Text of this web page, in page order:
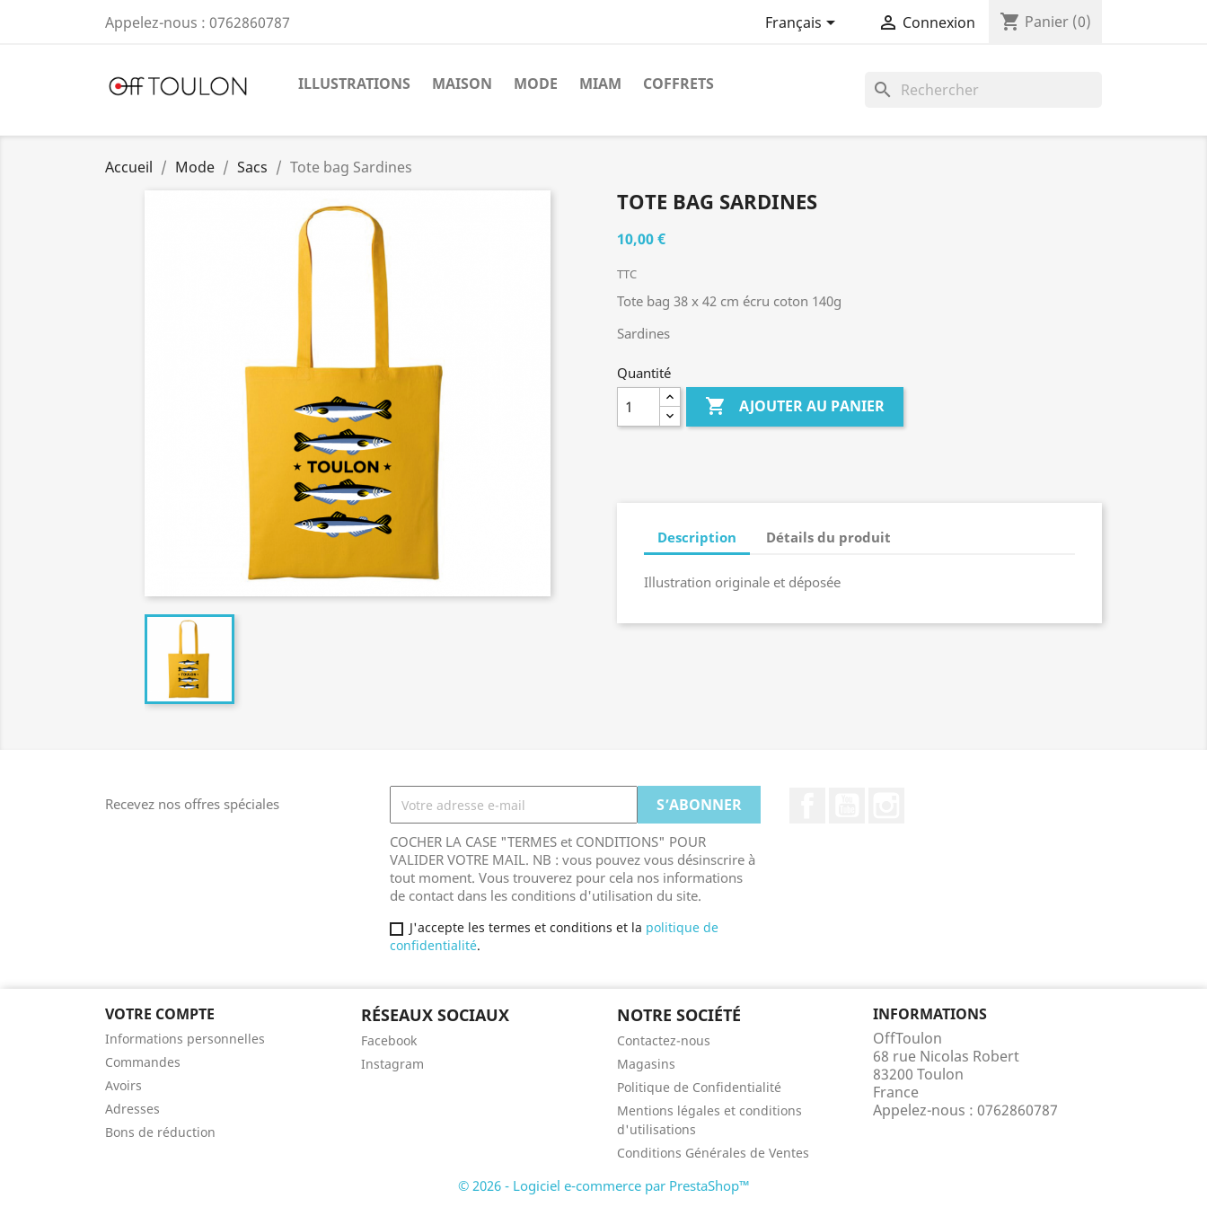
Appelez-nous : 0762860787 Français  Connexion shopping_cart Panier (0)
ILLUSTRATIONS MAISON MODE MIAM COFFRETS search
Accueil Mode Sacs Tote bag Sardines
TOTE BAG SARDINES
10,00 €
TTC
Tote bag 38 x 42 cm écru coton 140g
Sardines
Quantité
 AJOUTER AU PANIER
Description Détails du produit
Illustration originale et déposée
Recevez nos offres spéciales
COCHER LA CASE "TERMES et CONDITIONS" POUR
VALIDER VOTRE MAIL. NB : vous pouvez vous désinscrire à
tout moment. Vous trouverez pour cela nos informations
de contact dans les conditions d'utilisation du site.
J'accepte les termes et conditions et la politique de
confidentialité.
VOTRE COMPTE
Informations personnelles
Commandes
Avoirs
Adresses
Bons de réduction
RÉSEAUX SOCIAUX
Facebook
Instagram
NOTRE SOCIÉTÉ
Contactez-nous
Magasins
Politique de Confidentialité
Mentions légales et conditions
d'utilisations
Conditions Générales de Ventes
INFORMATIONS
OffToulon
68 rue Nicolas Robert
83200 Toulon
France
Appelez-nous : 0762860787
© 2026 - Logiciel e-commerce par PrestaShop™